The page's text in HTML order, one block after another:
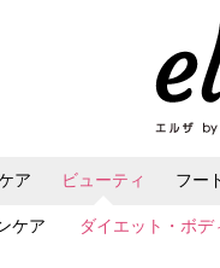
ア ビューティ
ケア ダイエット・ボデ
フー